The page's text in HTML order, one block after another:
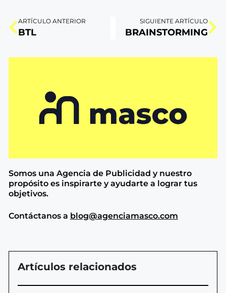
ARTÍCULO ANTERIOR
BTL
SIGUIENTE ARTÍCULO
BRAINSTORMING
Somos una Agencia de Publicidad y nuestro
propósito es inspirarte y ayudarte a lograr tus
objetivos.
Contáctanos a blog@agenciamasco.com
Artículos relacionados